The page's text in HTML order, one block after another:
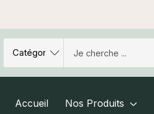
Accueil Nos Produits